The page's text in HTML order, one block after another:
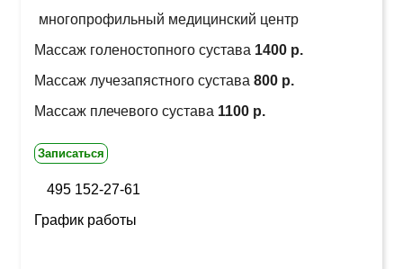
многопрофильный медицинский центр
Массаж голеностопного сустава 1400 р.
Массаж лучезапястного сустава 800 р.
Массаж плечевого сустава 1100 р.
Записаться
495 152-27-61
График работы